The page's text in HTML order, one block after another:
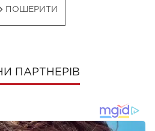
ПОШЕРИТИ
ПАРТНЕРІВ